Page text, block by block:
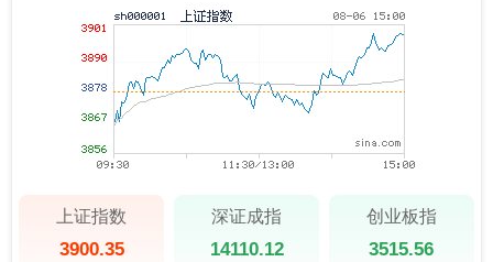
上证指数
3900.35
深证成指
14110.12
创业板指
3515.56